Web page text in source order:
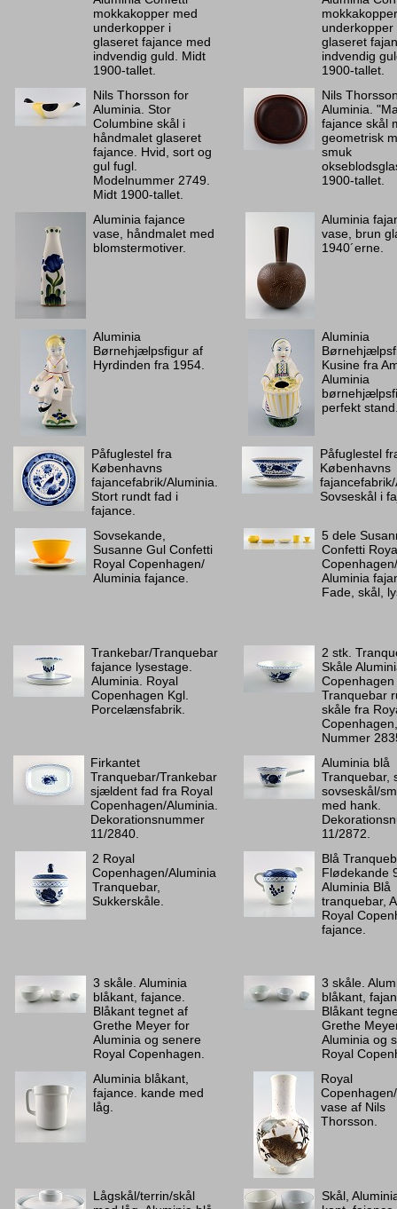
mokkakopper med
underkopper i
glaseret fajance med
indvendig guld. Midt
1900-tallet.
underkopper
glaseret
indvendig
1900-tallet.
Nils Thorsson for
Aluminia. Stor
Columbine skål i
håndmalet glaseret
fajance. Hvid, sort og
gul fugl.
Modelnummer 2749.
Midt 1900-tallet.
Nils
Aluminia.
fajance skål
geometrisk
smuk
1900-tallet.
Aluminia fajance
vase, håndmalet med
blomstermotiver.
Aluminia
vase, brun
1940´erne.
Aluminia
Børnehjælpsfigur af
Hyrdinden fra 1954.
Aluminia
Kusine fra
Aluminia
perfekt
Påfuglestel fra
Københavns
fajancefabrik/Aluminia.
Stort rundt fad i
fajance.
Påfuglestel
Københavns
Sovseskål i
Sovsekande,
Susanne Gul Confetti
Royal Copenhagen/
Aluminia fajance.
5 dele
Confetti
Copenhagen/
Aluminia
Fade, skål,
Trankebar/Tranquebar
fajance lysestage.
Aluminia. Royal
Copenhagen Kgl.
Porcelænsfabrik.
2 stk.
Skåle
Copenhagen
Tranquebar
skåle fra
Copenhagen,
Nummer
Firkantet
Tranquebar/Trankebar
sjældent fad fra Royal
Copenhagen/Aluminia.
Dekorationsnummer
11/2840.
Aluminia blå
Tranquebar,
sovseskål/
med hank.
11/2872.
2 Royal
Copenhagen/Aluminia
Tranquebar,
Sukkerskåle.
Blå
Flødekande
Aluminia Blå
tranquebar,
Royal
fajance.
3 skåle. Aluminia
blåkant, fajance.
Blåkant tegnet af
Grethe Meyer for
Aluminia og senere
Royal Copenhagen.
3 skåle.
blåkant,
Blåkant
Grethe
Aluminia og
Royal
Aluminia blåkant,
fajance. kande med
låg.
Royal
vase af Nils
Thorsson.
Lågskål/terrin/skål
Skål,